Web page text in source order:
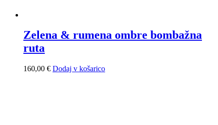
Zelena & rumena ombre bombažna
ruta
160,00 € Dodaj v košarico